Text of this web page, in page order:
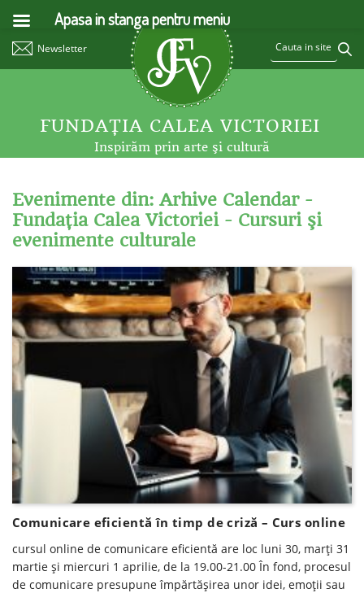
Newsletter
FUNDAŢIA CALEA VICTORIEI
Inspirăm prin arte şi cultură
Evenimente din: Arhive Calendar -
Fundaţia Calea Victoriei - Cursuri şi
evenimente culturale
Comunicare eficientă în timp de criză – Curs online
cursul online de comunicare eficientă are loc luni 30, marți 31
martie și miercuri 1 aprilie, de la 19.00-21.00 În fond, procesul
de comunicare presupune împărtășirea unor idei, emoții sau
Apasa in stanga pentru meniu